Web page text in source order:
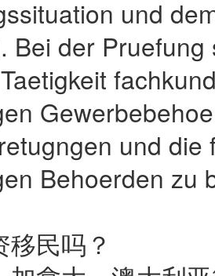
und
Bei der
und
Behoerden zu
民吗？